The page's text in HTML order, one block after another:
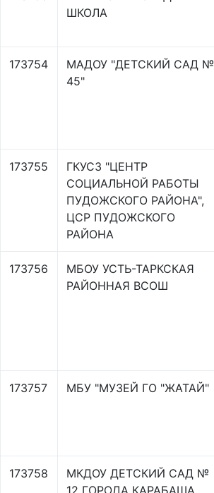
ШКОЛА
173754
МАДОУ "ДЕТСКИЙ САД №
45"
173755
ГКУСЗ "ЦЕНТР
СОЦИАЛЬНОЙ РАБОТЫ
ПУДОЖСКОГО РАЙОНА",
ЦСР ПУДОЖСКОГО
РАЙОНА
173756
МБОУ УСТЬ-ТАРКСКАЯ
РАЙОННАЯ ВСОШ
173757 МБУ "МУЗЕЙ ГО "ЖАТАЙ"
173758
МКДОУ ДЕТСКИЙ САД №
12 ГОРОДА КАРАБАША